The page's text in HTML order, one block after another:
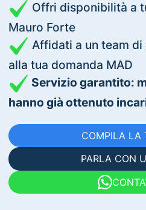
Offri disponibilità a
Mauro Forte
Affidati a un team
alla tua domanda MAD
Servizio garantito:
hanno già ottenuto
COMPILA LA
PARLA CON